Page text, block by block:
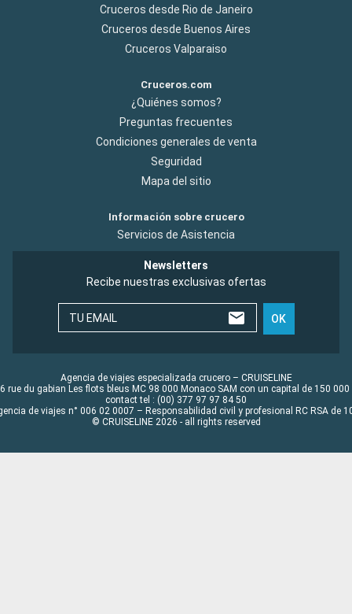
Cruceros desde Rio de Janeiro
Cruceros desde Buenos Aires
Cruceros Valparaiso
Cruceros.com
¿Quiénes somos?
Preguntas frecuentes
Condiciones generales de venta
Seguridad
Mapa del sitio
Información sobre crucero
Servicios de Asistencia
Newsletters
Recibe nuestras exclusivas ofertas
TU EMAIL OK
Agencia de viajes especializada crucero – CRUISELINE
rue du gabian Les flots bleus MC 98 000 Monaco SAM con un capital de 150 000
contact tel : (00) 377 97 97 84 50
de viajes n° 006 02 0007 – Responsabilidad civil y profesional RC RSA de
© CRUISELINE 2026 - all rights reserved